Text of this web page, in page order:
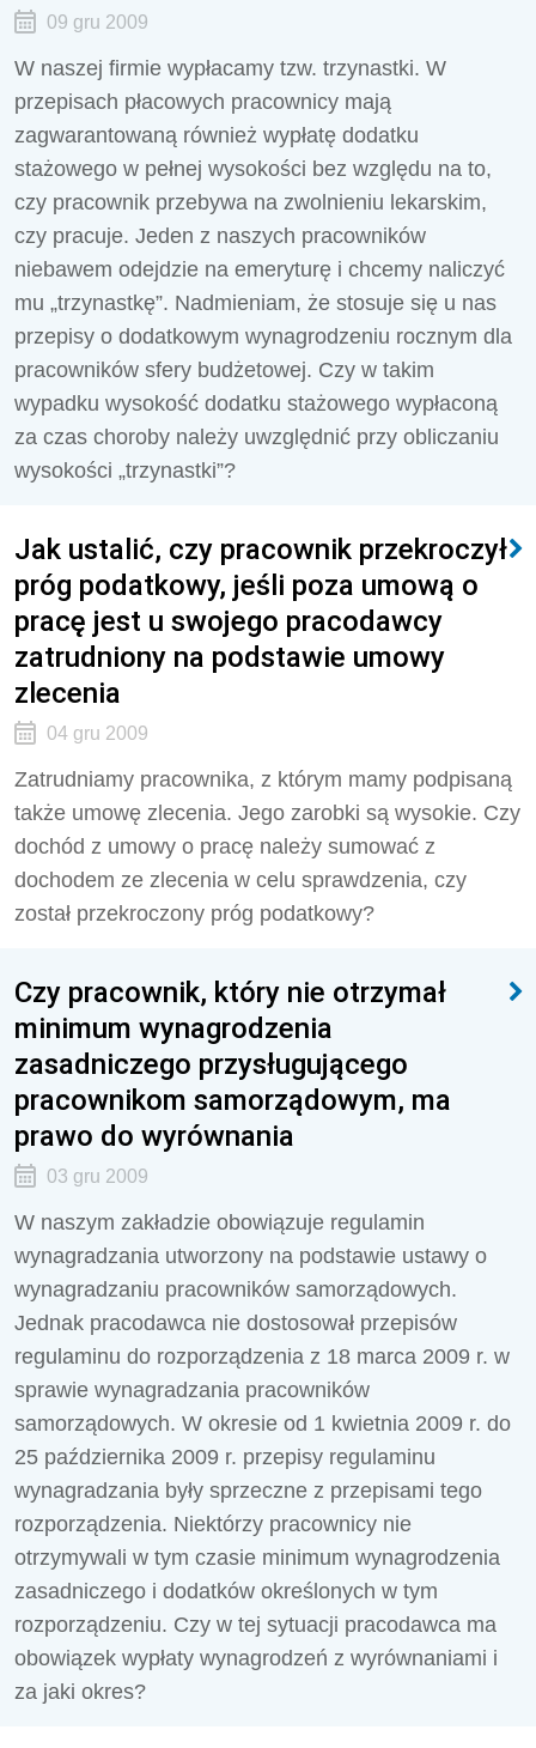
09 gru 2009
W naszej firmie wypłacamy tzw. trzynastki. W
przepisach płacowych pracownicy mają
zagwarantowaną również wypłatę dodatku
stażowego w pełnej wysokości bez względu na to,
czy pracownik przebywa na zwolnieniu lekarskim,
czy pracuje. Jeden z naszych pracowników
niebawem odejdzie na emeryturę i chcemy naliczyć
mu „trzynastkę”. Nadmieniam, że stosuje się u nas
przepisy o dodatkowym wynagrodzeniu rocznym dla
pracowników sfery budżetowej. Czy w takim
wypadku wysokość dodatku stażowego wypłaconą
za czas choroby należy uwzględnić przy obliczaniu
wysokości „trzynastki”?
Jak ustalić, czy pracownik przekroczył
próg podatkowy, jeśli poza umową o
pracę jest u swojego pracodawcy
zatrudniony na podstawie umowy
zlecenia
04 gru 2009
Zatrudniamy pracownika, z którym mamy podpisaną
także umowę zlecenia. Jego zarobki są wysokie. Czy
dochód z umowy o pracę należy sumować z
dochodem ze zlecenia w celu sprawdzenia, czy
został przekroczony próg podatkowy?
Czy pracownik, który nie otrzymał
minimum wynagrodzenia
zasadniczego przysługującego
pracownikom samorządowym, ma
prawo do wyrównania
03 gru 2009
W naszym zakładzie obowiązuje regulamin
wynagradzania utworzony na podstawie ustawy o
wynagradzaniu pracowników samorządowych.
Jednak pracodawca nie dostosował przepisów
regulaminu do rozporządzenia z 18 marca 2009 r. w
sprawie wynagradzania pracowników
samorządowych. W okresie od 1 kwietnia 2009 r. do
25 października 2009 r. przepisy regulaminu
wynagradzania były sprzeczne z przepisami tego
rozporządzenia. Niektórzy pracownicy nie
otrzymywali w tym czasie minimum wynagrodzenia
zasadniczego i dodatków określonych w tym
rozporządzeniu. Czy w tej sytuacji pracodawca ma
obowiązek wypłaty wynagrodzeń z wyrównaniami i
za jaki okres?